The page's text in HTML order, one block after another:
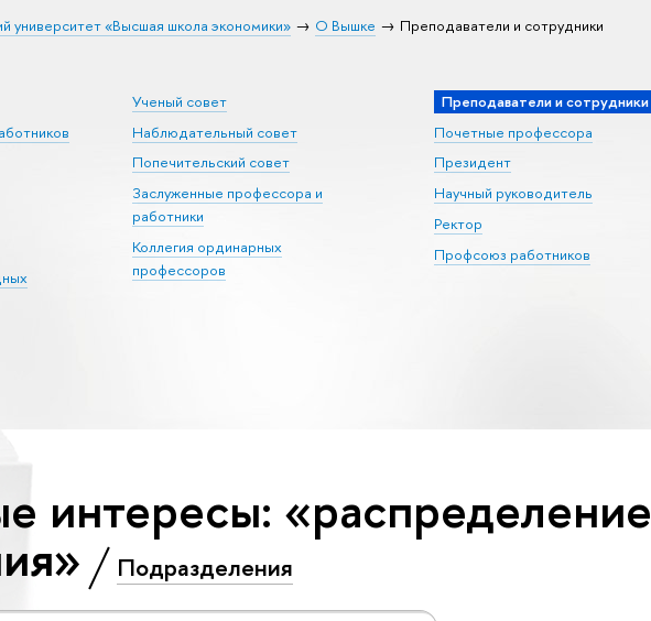
университет «Высшая школа экономики» О Вышке Преподаватели и сотрудники
Ученый совет
Наблюдательный совет
Попечительский совет
Заслуженные профессора и
работники
Коллегия ординарных
профессоров
Преподаватели и сотрудники
Почетные профессора
Президент
Научный руководитель
Ректор
Профсоюз работников
интересы: «распределение
Подразделения